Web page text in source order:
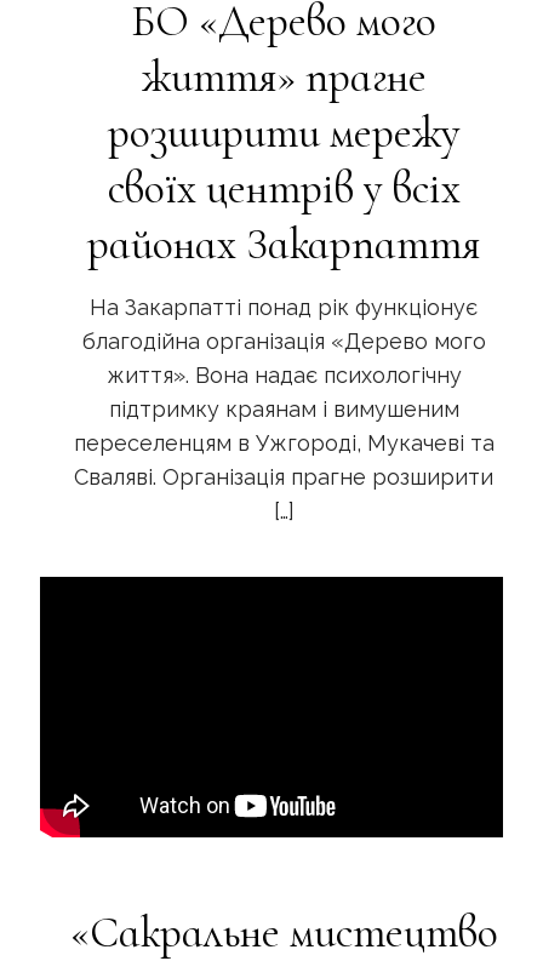
БО «Дерево мого
життя» прагне
розширити мережу
своїх центрів у всіх
районах Закарпаття
На Закарпатті понад рік функціонує
благодійна організація «Дерево мого
життя». Вона надає психологічну
підтримку краянам і вимушеним
переселенцям в Ужгороді, Мукачеві та
Сваляві. Організація прагне розширити
[…]
«Сакральне мистецтво